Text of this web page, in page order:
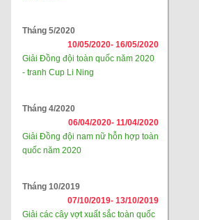
Tháng 5/2020
10/05/2020- 16/05/2020
Giải Đồng đội toàn quốc năm 2020
- tranh Cup Li Ning
Tháng 4/2020
06/04/2020- 11/04/2020
Giải Đồng đội nam nữ hỗn hợp toàn
quốc năm 2020
Tháng 10/2019
07/10/2019- 13/10/2019
Giải các cây vợt xuất sắc toàn quốc